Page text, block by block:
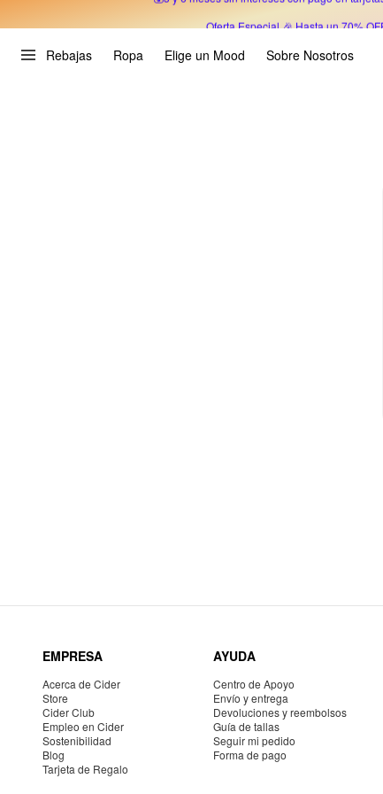
Rebajas Ropa Elige un Mood Sobre Nosotros
EMPRESA
Acerca de Cider
Store
Cider Club
Empleo en Cider
Sostenibilidad
Blog
Tarjeta de Regalo
AYUDA
Centro de Apoyo
Envío y entrega
Devoluciones y reembolsos
Guía de tallas
Seguir mi pedido
Forma de pago